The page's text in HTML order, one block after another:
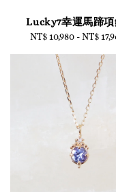
Lucky7幸運馬蹄
Regular
NT$ 10,980-NT$